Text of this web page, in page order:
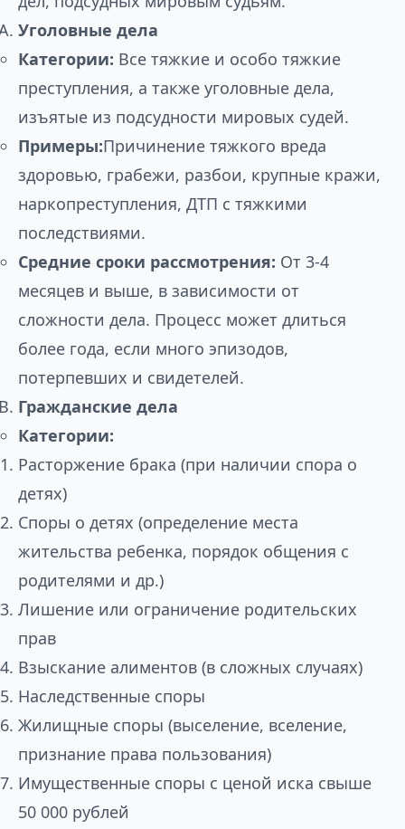
Уголовные дела
Категории: Все тяжкие и особо тяжкие
преступления, а также уголовные дела,
изъятые из подсудности мировых судей.
Примеры:Причинение тяжкого вреда
здоровью, грабежи, разбои, крупные кражи,
наркопреступления, ДТП с тяжкими
последствиями.
Средние сроки рассмотрения: От 3-4
месяцев и выше, в зависимости от
сложности дела. Процесс может длиться
более года, если много эпизодов,
потерпевших и свидетелей.
Гражданские дела
Категории:
Расторжение брака (при наличии спора о
детях)
Споры о детях (определение места
жительства ребенка, порядок общения с
родителями и др.)
Лишение или ограничение родительских
прав
Взыскание алиментов (в сложных случаях)
Наследственные споры
Жилищные споры (выселение, вселение,
признание права пользования)
Имущественные споры с ценой иска свыше
50 000 рублей